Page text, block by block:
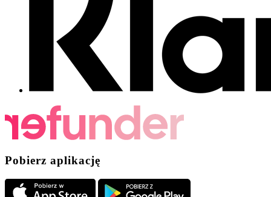
Pobierz aplikację